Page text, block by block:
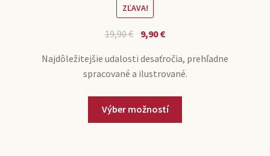
ZĽAVA!
19,90€ 9,90€
Najdôležitejšie udalosti desaťročia, prehľadne
spracované a ilustrované.
Výber možností